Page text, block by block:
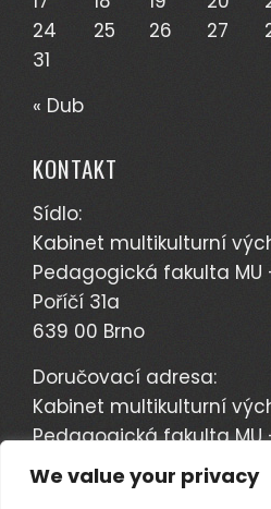
We value your privacy
24
25 26 27
31
« Dub
KONTAKT
Sídlo:
Kabinet multikulturní
Pedagogická fakulta MU
Poříčí 31a
639 00 Brno
Doručovací adresa:
Kabinet multikulturní
Pedagogická fakulta
pedagogiky